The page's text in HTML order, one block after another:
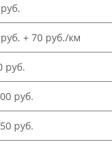
+ 70 руб./км
руб.
руб.
руб.